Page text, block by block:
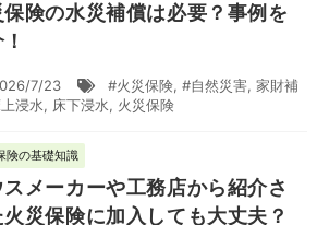
保険の水災補償は必要？事例を
7/23 #火災保険, #自然災害, 家財補
浸水, 床下浸水, 火災保険
険の基礎知識
メーカーや工務店から紹介さ
災保険に加入しても大丈夫？